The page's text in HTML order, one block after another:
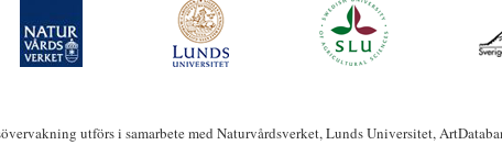
utförs i samarbete med Naturvårdsverket, Lunds Universitet,